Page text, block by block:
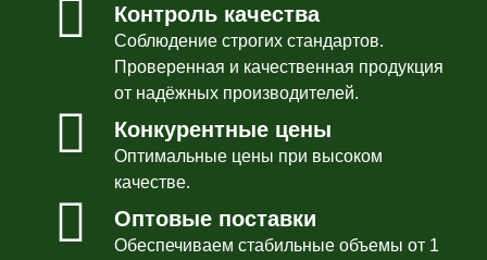
Контроль качества
Соблюдение строгих стандартов.
Проверенная и качественная продукция
от надёжных производителей.
Конкурентные цены
Оптимальные цены при высоком
качестве.
Оптовые поставки
Обеспечиваем стабильные объемы от 1